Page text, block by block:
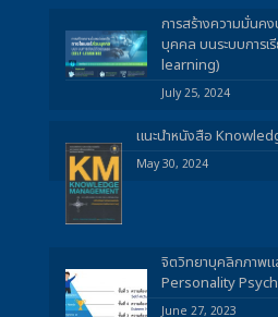
การสร้างความมั่นค
บุคคล บนระบบการ
learning)
July 25, 2024
แนะนำหนังสือ
May 30, 2024
จิตวิทยาบุคลิกภาพแ
Personality
June 27, 2023